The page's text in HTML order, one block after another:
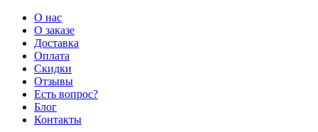
О нас
О заказе
Доставка
Оплата
Скидки
Отзывы
Есть вопрос?
Блог
Контакты